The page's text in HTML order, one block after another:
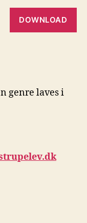
DOWNLOAD
genre laves i